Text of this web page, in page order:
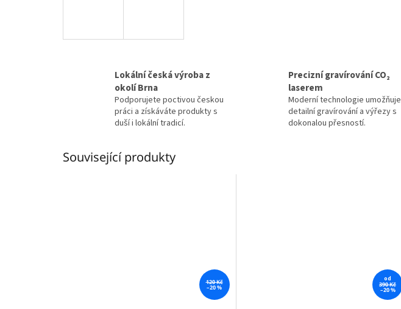
Lokální česká výroba z
okolí Brna
Podporujete poctivou českou
práci a získáváte produkty s
duší i lokální tradicí.
Precizní gravírování CO₂
laserem
Moderní technologie umožňuje
detailní gravírování a výřezy s
dokonalou přesností.
Související produkty
120 Kč
–20 %
od
390 Kč
–20 %